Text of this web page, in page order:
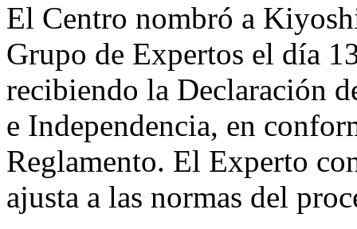
El Centro nombró a
Grupo de Expertos el día
recibiendo la Declaración
e Independencia, en
Reglamento. El Experto
ajusta a las normas del